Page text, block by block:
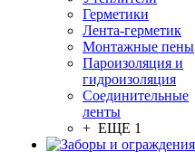
Герметики
Лента-герметик
Монтажные пены
Пароизоляция и
гидроизоляция
Соединительные
ленты
+ ЕЩЕ 1